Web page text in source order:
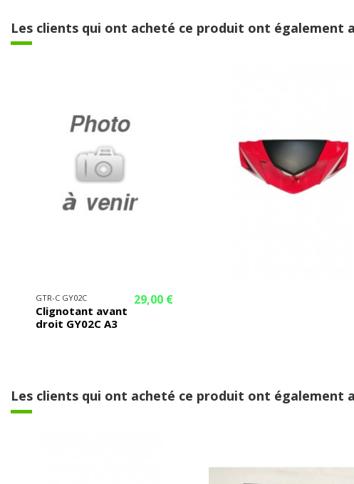
Les clients qui ont acheté ce produit ont également
GTR-C GY02C
Clignotant avant
droit GY02C A3
29,00 €
Les clients qui ont acheté ce produit ont également